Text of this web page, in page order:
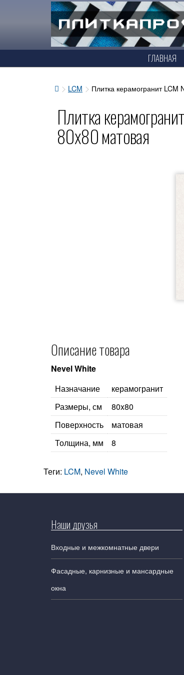
ГЛАВНАЯ
LCM Плитка керамогранит
Плитка
80x80 матовая
Описание товара
Nevel White
Назначание
керамогранит
Размеры, см
80x80
Поверхность
матовая
Толщина, мм
8
Теги: LCM, Nevel White
Наши друзья
Входные и межкомнатные двери
Фасадные, карнизные и мансардные
окна